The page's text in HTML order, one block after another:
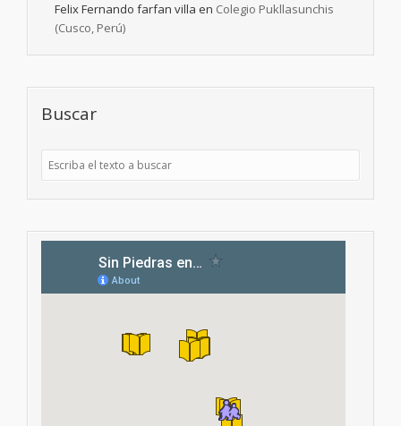
Felix Fernando farfan villa en Colegio Pukllasunchis
(Cusco, Perú)
Buscar